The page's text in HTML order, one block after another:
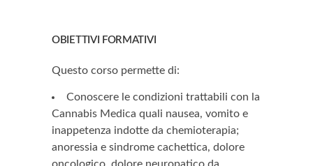
OBIETTIVI FORMATIVI
Questo corso permette di:
Conoscere le condizioni trattabili con la
Cannabis Medica quali nausea, vomito e
inappetenza indotte da chemioterapia;
anoressia e sindrome cachettica, dolore